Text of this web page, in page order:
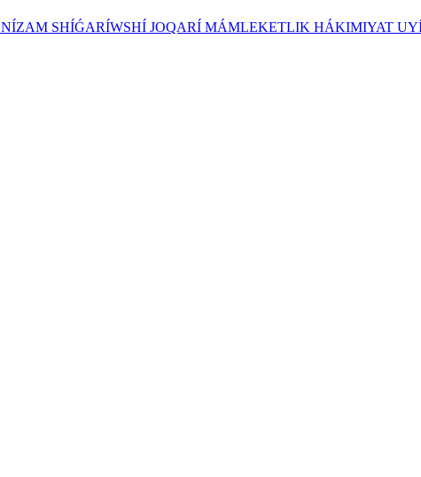
NÍZAM SHÍǴARÍWSHÍ JOQARÍ MÁMLEKETLIK HÁKIMIYAT